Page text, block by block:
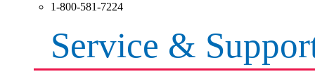
1-800-581-7224
Service &